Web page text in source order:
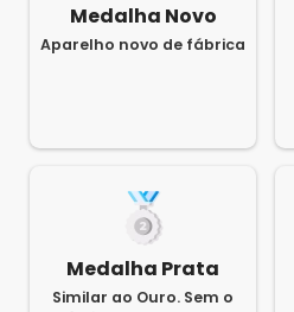
Medalha Novo
Aparelho novo de fábrica
Medalha Prata
Similar ao Ouro. Sem o